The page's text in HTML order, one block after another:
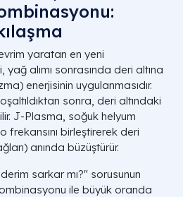
yaratan en yeni
alımı sonrasında deri altına
enerjisinin uygulanmasıdır.
sonra, deri altındaki
J-Plasma, soğuk helyum
birleştirerek deri
anında büzüştürür.
sarkar mı?" sorusunun
ile büyük oranda